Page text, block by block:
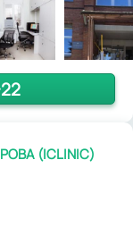
(ICLINIC)